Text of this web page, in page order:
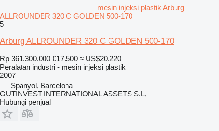
mesin injeksi plastik Arburg
ALLROUNDER 320 C GOLDEN 500-170
5
Arburg ALLROUNDER 320 C GOLDEN 500-170
Rp 361.300.000 €17.500 ≈ US$20.220
Peralatan industri - mesin injeksi plastik
2007
Spanyol, Barcelona
GUTINVEST INTERNATIONAL ASSETS S.L,
Hubungi penjual